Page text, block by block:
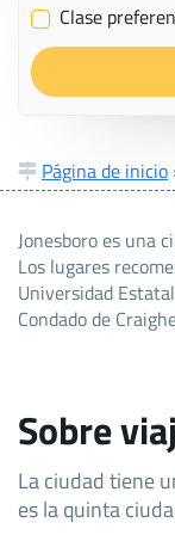
✔ Clase
Página de inicio
Jonesboro es una
Los lugares
Universidad
Condado de
Sobre
La ciudad tiene
es la quinta